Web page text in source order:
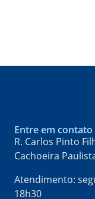
Entre em contato
R. Carlos Pinto
Cachoeira
Atendimento:
18h30